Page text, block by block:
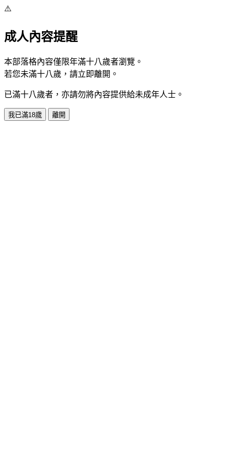
⚠️
成人內容提醒
本部落格內容僅限年滿十八歲者瀏覽。
若您未滿十八歲，請立即離開。
已滿十八歲者，亦請勿將內容提供給未成年人士。
我已滿18歲 離開